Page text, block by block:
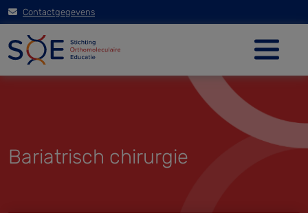
Contactgegevens
Bariatrisch chirurgie